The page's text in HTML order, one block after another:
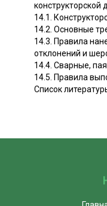
конструкторской
14.1.
14.2. Основные
14.3. Правила
отклонений и
14.4. Сварные,
14.5. Правила
Список